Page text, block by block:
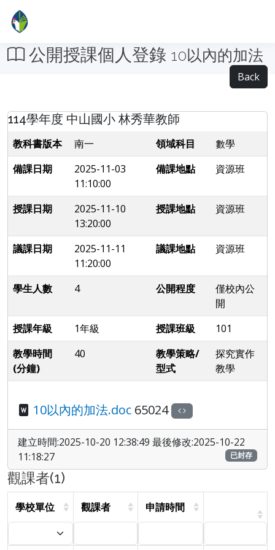
公開授課個人登錄 10以內的加法
Back
114學年度 中山國小 林秀華教師
教科書版本 南一 領域科目
數學
備課日期
2025-11-03
11:10:00
備課地點 資源班
授課日期
2025-11-10
13:20:00
授課地點 資源班
議課日期
2025-11-11
11:20:00
議課地點 資源班
學生人數 4 公開程度
僅校內公
開
授課年級
1年級 授課班級
101
教學時間
(分鐘)
40
教學策略/
型式
探究實作
教學
10以內的加法.doc 65024
建立時間:2025-10-20 12:38:49 最後修改:2025-10-22
11:18:27
已封存
觀課者(1)
學校單位 觀課者 申請時間